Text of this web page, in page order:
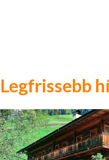
Legfrissebb